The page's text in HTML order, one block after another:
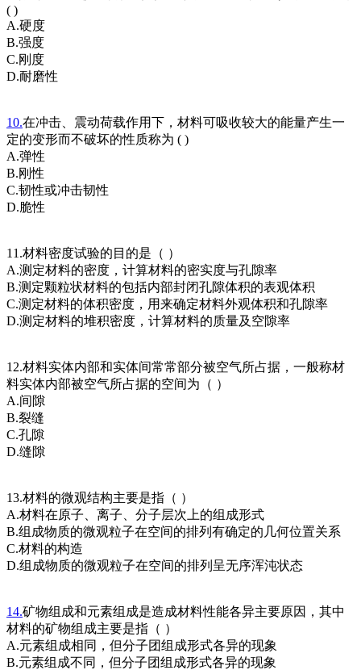
( )
A.硬度
B.强度
C.刚度
D.耐磨性
10.在冲击、震动荷载作用下，材料可吸收较大的能量产生一
定的变形而不破坏的性质称为 ( )
A.弹性
B.刚性
C.韧性或冲击韧性
D.脆性
11.材料密度试验的目的是（ ）
A.测定材料的密度，计算材料的密实度与孔隙率
B.测定颗粒状材料的包括内部封闭孔隙体积的表观体积
C.测定材料的体积密度，用来确定材料外观体积和孔隙率
D.测定材料的堆积密度，计算材料的质量及空隙率
12.材料实体内部和实体间常常部分被空气所占据，一般称材
料实体内部被空气所占据的空间为（ ）
A.间隙
B.裂缝
C.孔隙
D.缝隙
13.材料的微观结构主要是指（ ）
A.材料在原子、离子、分子层次上的组成形式
B.组成物质的微观粒子在空间的排列有确定的几何位置关系
C.材料的构造
D.组成物质的微观粒子在空间的排列呈无序浑沌状态
14.矿物组成和元素组成是造成材料性能各异主要原因，其中
材料的矿物组成主要是指（ ）
A.元素组成相同，但分子团组成形式各异的现象
B.元素组成不同，但分子团组成形式各异的现象